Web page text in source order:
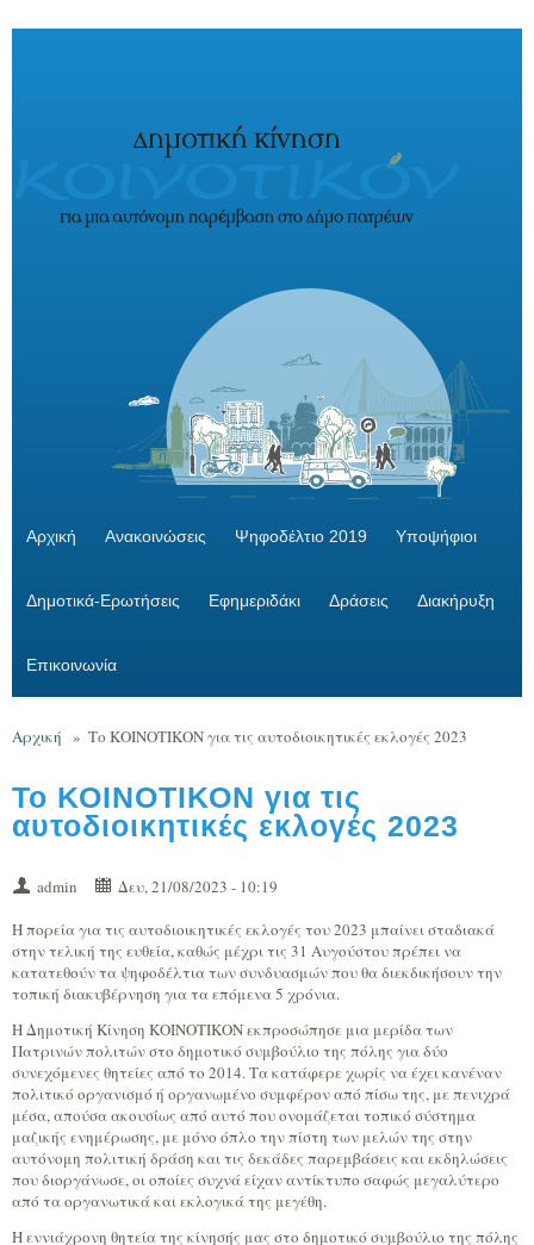
Αρχική Ανακοινώσεις Ψηφοδέλτιο 2019 Υποψήφιοι
Δημοτικά-Ερωτήσεις Εφημεριδάκι Δράσεις Διακήρυξη
Επικοινωνία
Αρχική » Το ΚΟΙΝΟΤΙΚΟΝ για τις αυτοδιοικητικές εκλογές 2023
Το ΚΟΙΝΟΤΙΚΟΝ για τις
αυτοδιοικητικές εκλογές 2023
admin
Δευ, 21/08/2023 - 10:19
Η πορεία για τις αυτοδιοικητικές εκλογές του 2023 μπαίνει σταδιακά
στην τελική της ευθεία, καθώς μέχρι τις 31 Αυγούστου πρέπει να
κατατεθούν τα ψηφοδέλτια των συνδυασμών που θα διεκδικήσουν την
τοπική διακυβέρνηση για τα επόμενα 5 χρόνια.
Η Δημοτική Κίνηση ΚΟΙΝΟΤΙΚΟΝ εκπροσώπησε μια μερίδα των
Πατρινών πολιτών στο δημοτικό συμβούλιο της πόλης για δύο
συνεχόμενες θητείες από το 2014. Τα κατάφερε χωρίς να έχει κανέναν
πολιτικό οργανισμό ή οργανωμένο συμφέρον από πίσω της, με πενιχρά
μέσα, απούσα ακουσίως από αυτό που ονομάζεται τοπικό σύστημα
μαζικής ενημέρωσης, με μόνο όπλο την πίστη των μελών της στην
αυτόνομη πολιτική δράση και τις δεκάδες παρεμβάσεις και εκδηλώσεις
που διοργάνωσε, οι οποίες συχνά είχαν αντίκτυπο σαφώς μεγαλύτερο
από τα οργανωτικά και εκλογικά της μεγέθη.
Η εννιάχρονη θητεία της κίνησής μας στο δημοτικό συμβούλιο της πόλης